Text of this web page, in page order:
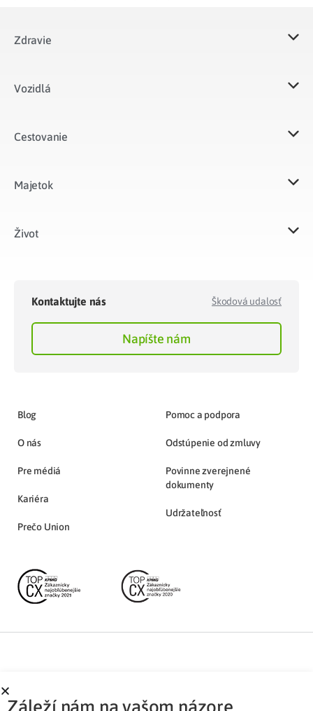
Zdravie
Vozidlá​
Cestovanie
Majetok​
Život​
Kontaktujte nás Škodová udalosť
Napíšte nám
Blog
O nás
Pre médiá
Kariéra
Prečo Union
Pomoc a podpora
Odstúpenie od zmluvy
Povinne zverejnené
dokumenty
Udržateľnosť
Partnerská zóna Ochrana osobných údajov
Záleží nám na vašom názore